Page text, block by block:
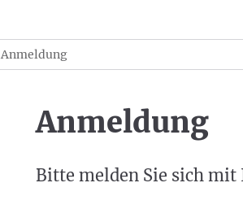
Anmeldung
Anmeldung
Bitte melden Sie sich mit